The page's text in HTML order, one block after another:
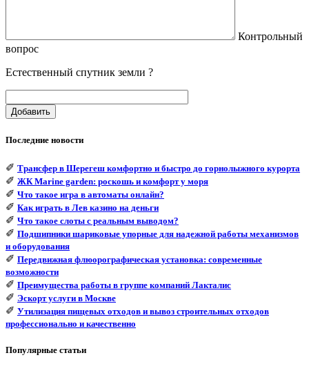
Контрольный
вопрос
Естественный спутник земли ?
Добавить
Последние новости
✐ Трансфер в Шерегеш комфортно и быстро до горнолыжного курорта
✐ ЖК Marine garden: роскошь и комфорт у моря
✐ Что такое игра в автоматы онлайн?
✐ Как играть в Лев казино на деньги
✐ Что такое слоты с реальным выводом?
✐ Подшипники шариковые упорные для надежной работы механизмов
и оборудования
✐ Передвижная флюорографическая установка: современные
возможности
✐ Преимущества работы в группе компаний Лакталис
✐ Эскорт услуги в Москве
✐ Утилизация пищевых отходов и вывоз строительных отходов
профессионально и качественно
Популярные статьи